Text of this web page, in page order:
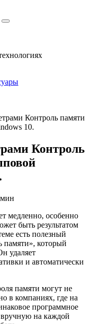
Контроль памяти
10.
Контроль
медленно, особенно
быть результатом
есть полезный
памяти», который
удаляет
и автоматически
памяти могут не
в компаниях, где на
программное
вручную на каждой